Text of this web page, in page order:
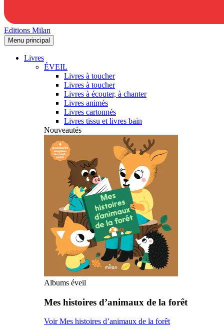
Editions Milan
Menu principal
Livres
ÉVEIL
Livres à toucher
Livres à toucher
Livres à écouter, à chanter
Livres animés
Livres cartonnés
Livres tissu et livres bain
Nouveautés
Albums éveil
Mes histoires d’animaux de la forêt
Voir Mes histoires d’animaux de la forêt